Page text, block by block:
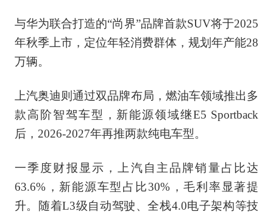
与华为联合打造的“尚界”品牌首款SUV将于2025
年秋季上市，定位年轻消费群体，规划年产能28
万辆。
上汽奥迪则通过双品牌布局，燃油车领域推出多
款高阶智驾车型，新能源领域继E5 Sportback
后，2026-2027年再推两款纯电车型。
一季度财报显示，上汽自主品牌销量占比达
63.6%，新能源车型占比30%，毛利率显著提
升。随着L3级自动驾驶、全栈4.0电子架构等技